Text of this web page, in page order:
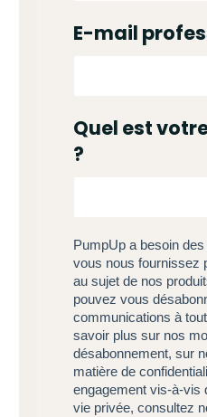
E-mail
Quel est
?
PumpUp a besoin
vous nous fournissez
au sujet de nos
pouvez vous
communications à
savoir plus sur nos
désabonnement, sur
matière de
engagement vis-à-vis
vie privée, consultez